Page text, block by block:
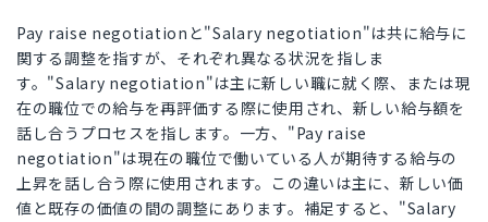
Pay raise negotiationと"Salary negotiation"は共に給与に
関する調整を指すが、それぞれ異なる状況を指しま
す。"Salary negotiation"は主に新しい職に就く際、または現
在の職位での給与を再評価する際に使用され、新しい給与額を
話し合うプロセスを指します。一方、"Pay raise
negotiation"は現在の職位で働いている人が期待する給与の
上昇を話し合う際に使用されます。この違いは主に、新しい価
値と既存の価値の間の調整にあります。補足すると、"Salary